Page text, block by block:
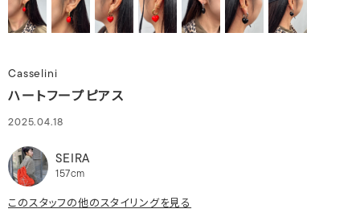
Casselini
ハートフープピアス
2025.04.18
SEIRA
157cm
このスタッフの他のスタイリングを見る